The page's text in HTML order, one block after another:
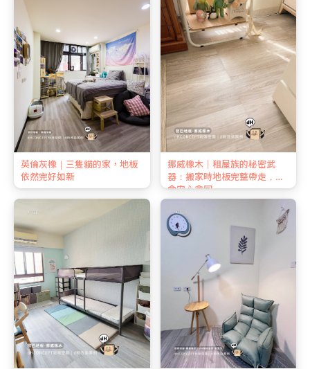
英倫灰橡｜三隻貓的家，地板
依然完好如新
挪威橡木｜租屋族的秘密武
器：搬家時地板完整帶走，押
金安心拿回